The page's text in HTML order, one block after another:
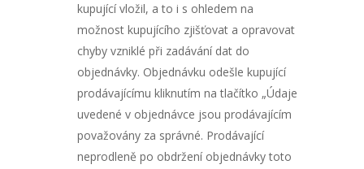
kupující vložil, a to i s ohledem na
možnost kupujícího zjišťovat a opravovat
chyby vzniklé při zadávání dat do
objednávky. Objednávku odešle kupující
prodávajícímu kliknutím na tlačítko „Údaje
uvedené v objednávce jsou prodávajícím
považovány za správné. Prodávající
neprodleně po obdržení objednávky toto